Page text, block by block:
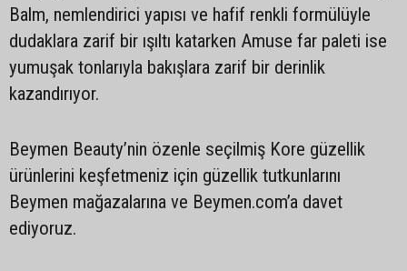
Balm, nemlendirici yapısı ve hafif renkli formülüyle
dudaklara zarif bir ışıltı katarken Amuse far paleti ise
yumuşak tonlarıyla bakışlara zarif bir derinlik
kazandırıyor.
Beymen Beauty’nin özenle seçilmiş Kore güzellik
ürünlerini keşfetmeniz için güzellik tutkunlarını
Beymen mağazalarına ve Beymen.com’a davet
ediyoruz.